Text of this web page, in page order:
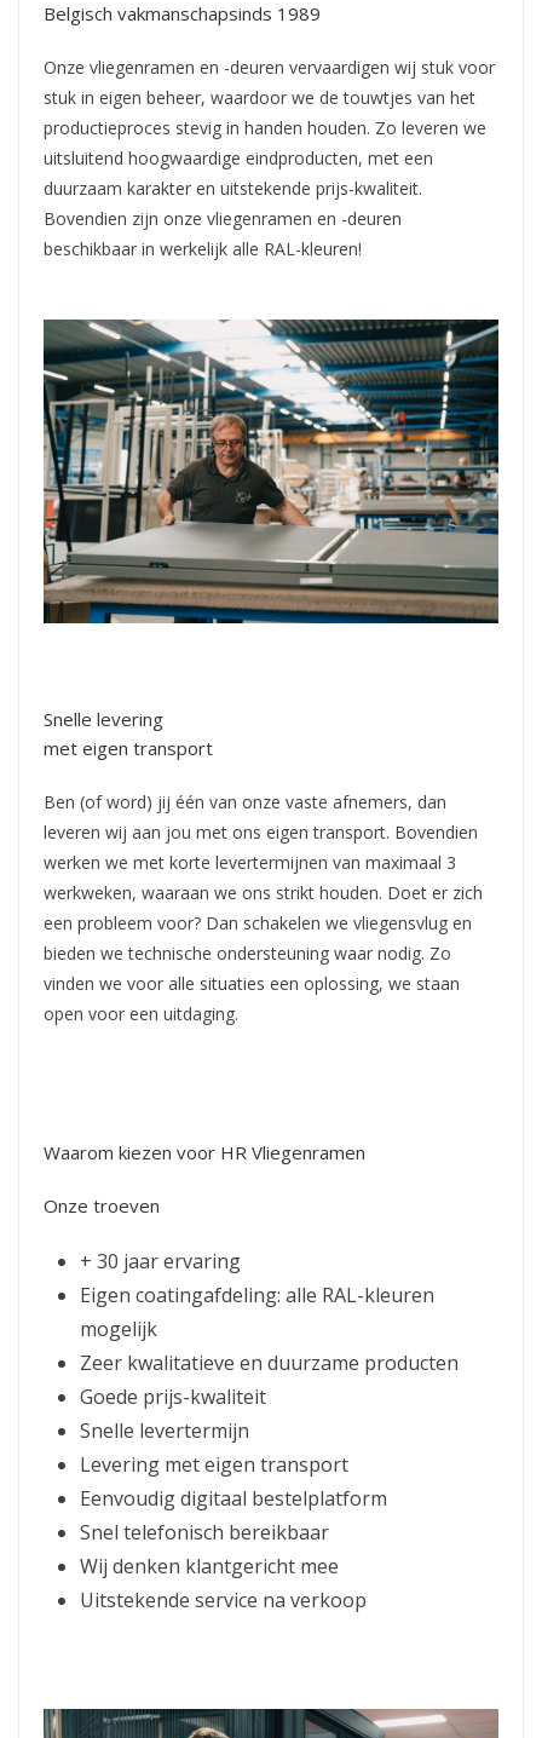
Belgisch vakmanschapsinds 1989
Onze vliegenramen en -deuren vervaardigen wij stuk voor
stuk in eigen beheer, waardoor we de touwtjes van het
productieproces stevig in handen houden. Zo leveren we
uitsluitend hoogwaardige eindproducten, met een
duurzaam karakter en uitstekende prijs-kwaliteit.
Bovendien zijn onze vliegenramen en -deuren
beschikbaar in werkelijk alle RAL-kleuren!
Snelle levering
met eigen transport
Ben (of word) jij één van onze vaste afnemers, dan
leveren wij aan jou met ons eigen transport. Bovendien
werken we met korte levertermijnen van maximaal 3
werkweken, waaraan we ons strikt houden. Doet er zich
een probleem voor? Dan schakelen we vliegensvlug en
bieden we technische ondersteuning waar nodig. Zo
vinden we voor alle situaties een oplossing, we staan
open voor een uitdaging.
Waarom kiezen voor HR Vliegenramen
Onze troeven
+ 30 jaar ervaring
Eigen coatingafdeling: alle RAL-kleuren
mogelijk
Zeer kwalitatieve en duurzame producten
Goede prijs-kwaliteit
Snelle levertermijn
Levering met eigen transport
Eenvoudig digitaal bestelplatform
Snel telefonisch bereikbaar
Wij denken klantgericht mee
Uitstekende service na verkoop